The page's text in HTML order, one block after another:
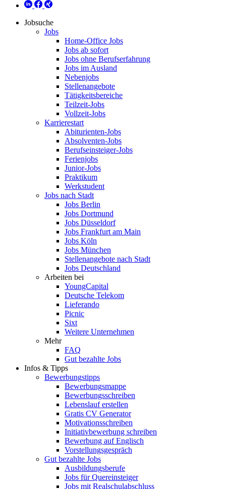
Jobsuche
Jobs
Home-Office Jobs
Jobs ab sofort
Jobs ohne Berufserfahrung
Jobs im Ausland
Nebenjobs
Stellenangebote
Tätigkeitsbereiche
Teilzeit-Jobs
Vollzeit-Jobs
Karrierestart
Abiturienten-Jobs
Absolventen-Jobs
Berufseinsteiger-Jobs
Ferienjobs
Junior-Jobs
Praktikum
Werkstudent
Jobs nach Stadt
Jobs Berlin
Jobs Dortmund
Jobs Düsseldorf
Jobs Frankfurt am Main
Jobs Köln
Jobs München
Stellenangebote nach Stadt
Jobs Deutschland
Arbeiten bei
YoungCapital
Deutsche Telekom
Lieferando
Picnic
Sixt
Weitere Unternehmen
Mehr
FAQ
Gut bezahlte Jobs
Infos & Tipps
Bewerbungstipps
Bewerbungsmappe
Bewerbungsschreiben
Lebenslauf erstellen
Gratis CV Generator
Motivationsschreiben
Initiativbewerbung schreiben
Bewerbung auf Englisch
Vorstellungsgespräch
Gut bezahlte Jobs
Ausbildungsberufe
Jobs für Quereinsteiger
Jobs mit Realschulabschluss